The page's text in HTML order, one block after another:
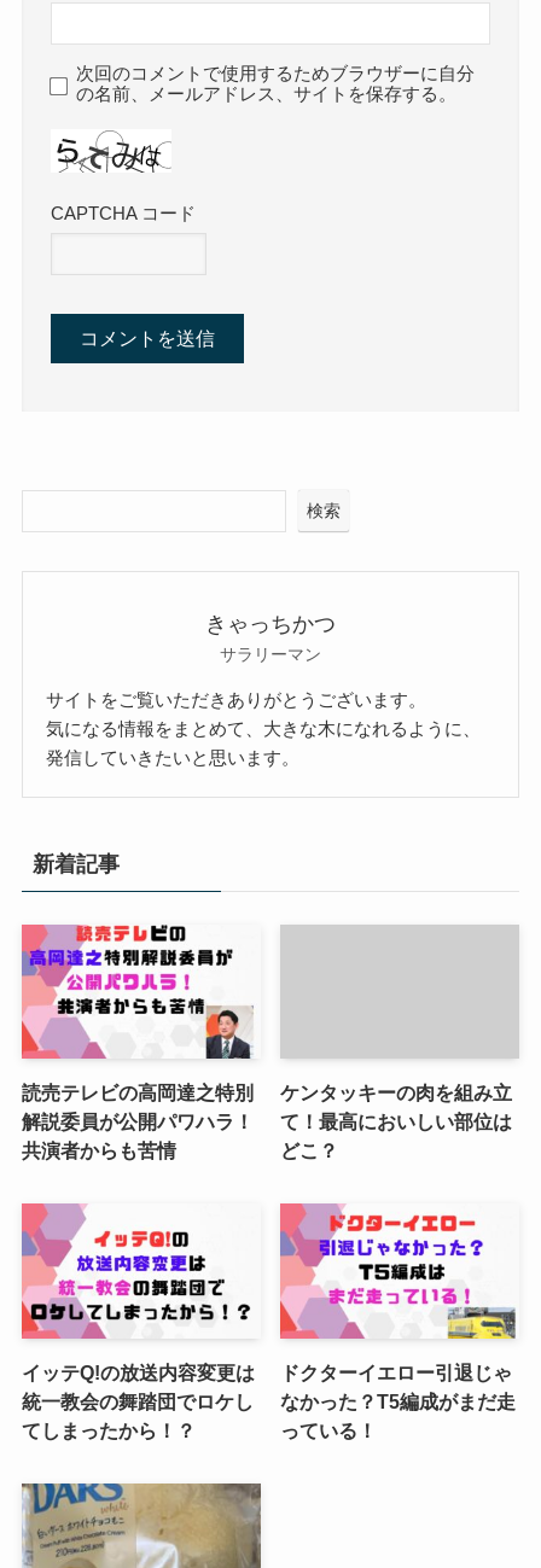
次回のコメントで使用するためブラウザーに自分
の名前、メールアドレス、サイトを保存する。
CAPTCHA コード
検索
きゃっちかつ
サラリーマン
サイトをご覧いただきありがとうございます。
気になる情報をまとめて、大きな木になれるように、
発信していきたいと思います。
新着記事
読売テレビの高岡達之特別
解説委員が公開パワハラ！
共演者からも苦情
ケンタッキーの肉を組み立
て！最高においしい部位は
どこ？
イッテQ!の放送内容変更は
統一教会の舞踏団でロケし
てしまったから！？
ドクターイエロー引退じゃ
なかった？T5編成がまだ走
っている！